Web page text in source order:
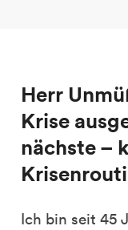
Herr
Krise
nächste –
Ich bin seit 45